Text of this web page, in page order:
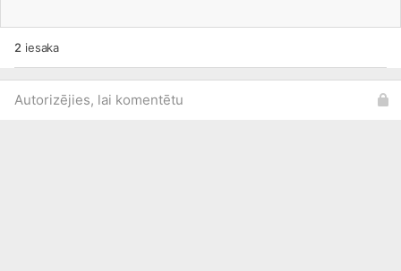
2 iesaka
Autorizējies, lai komentētu